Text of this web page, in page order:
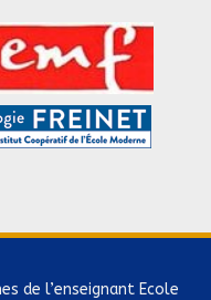
de l’enseignant Ecole